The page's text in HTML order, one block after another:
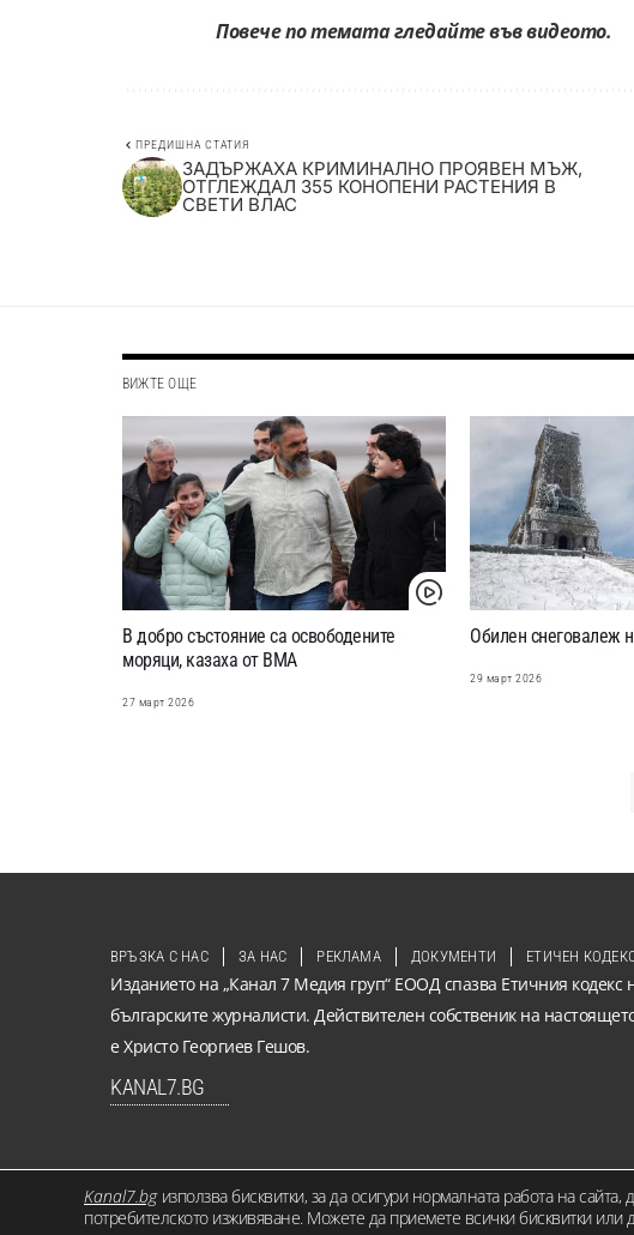
Повече по темата гледайте във видеото.
ПРЕДИШНА СТАТИЯ
ЗАДЪРЖАХА КРИМИНАЛНО ПРОЯВЕН МЪЖ,
ОТГЛЕЖДАЛ 355 КОНОПЕНИ РАСТЕНИЯ В
СВЕТИ ВЛАС
ВИЖТЕ ОЩЕ
В добро състояние са освободените
моряци, казаха от ВМА
27 март 2026
Обилен снеговалеж
29 март 2026
Изданието на „Канал 7 Медия груп“ ЕООД спазва Етичния кодекс
българските журналисти. Действителен собственик на
е Христо Георгиев Гешов.
KANAL7.BG
ВРЪЗКА С НАС ЗА НАС РЕКЛАМА ДОКУМЕНТИ ЕТИЧЕН
© 2026 KANAL7.BG – МЕСТЕН ГЛАС. Всички права запазени. Съдържанието на
Kanal7.bgизползва бисквитки, за да осигури нормалната работа на
потребителското изживяване. Можете да приемете всички бисквитки или